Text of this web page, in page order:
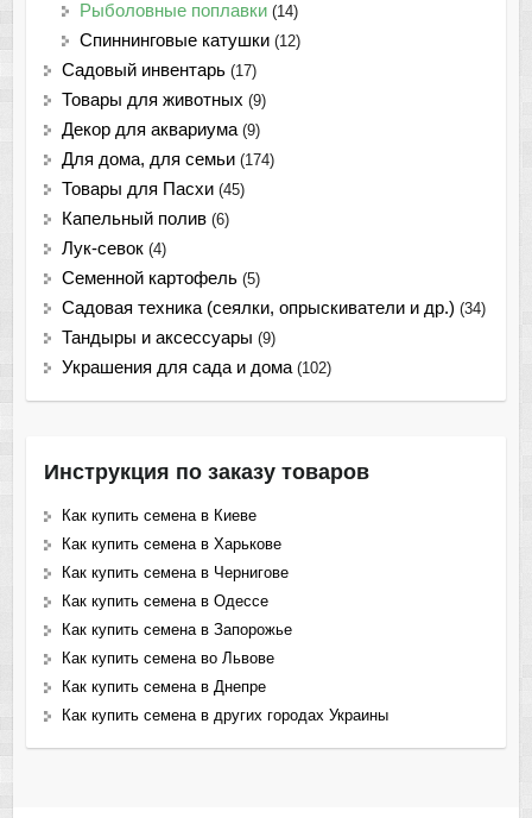
Рыболовные поплавки (14)
Спиннинговые катушки (12)
Садовый инвентарь (17)
Товары для животных (9)
Декор для аквариума (9)
Для дома, для семьи (174)
Товары для Пасхи (45)
Капельный полив (6)
Лук-севок (4)
Семенной картофель (5)
Садовая техника (сеялки, опрыскиватели и др.) (34)
Тандыры и аксессуары (9)
Украшения для сада и дома (102)
Инструкция по заказу товаров
Как купить семена в Киеве
Как купить семена в Харькове
Как купить семена в Чернигове
Как купить семена в Одессе
Как купить семена в Запорожье
Как купить семена во Львове
Как купить семена в Днепре
Как купить семена в других городах Украины